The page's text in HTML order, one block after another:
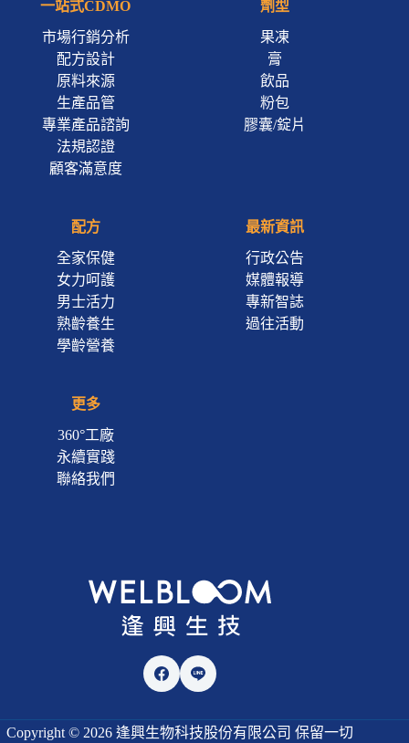
一站式CDMO
市場行銷分析
配方設計
原料來源
生產品管
專業產品諮詢
法規認證
顧客滿意度
劑型
果凍
膏
飲品
粉包
膠囊/錠片
配方
全家保健
女力呵護
男士活力
熟齡養生
學齡營養
最新資訊
行政公告
媒體報導
專新智誌
過往活動
更多
360°工廠
永續實踐
聯絡我們
Copyright © 2026 逢興生物科技股份有限公司 保留一切